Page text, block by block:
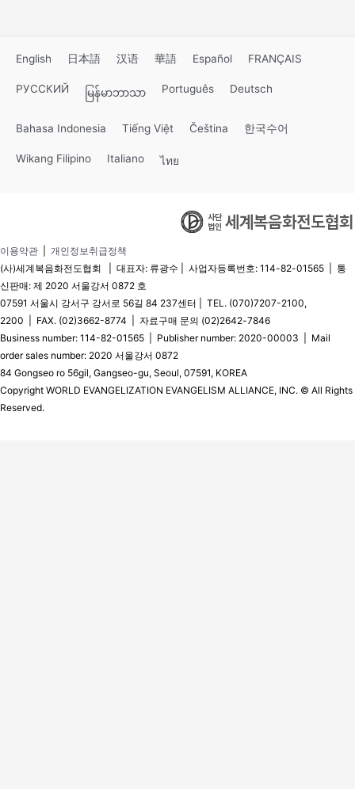
English 日本語 汉语 華語 Español FRANÇAIS
РУССКИЙ မြန်မာဘာသာ Português Deutsch
Bahasa Indonesia Tiếng Việt Čeština 한국수어
Wikang Filipino Italiano ไทย
이용약관
개인정보취급정책
(사)세계복음화전도협회 | 대표자: 류광수 | 사업자등록번호: 114-82-01565 | 통
신판매: 제 2020 서울강서 0872 호
07591 서울시 강서구 강서로 56길 84 237센터 | TEL. (070)7207-2100,
2200 | FAX. (02)3662-8774 | 자료구매 문의 (02)2642-7846
Business number: 114-82-01565 | Publisher number: 2020-00003 | Mail
order sales number: 2020 서울강서 0872
84 Gongseo ro 56gil, Gangseo-gu, Seoul, 07591, KOREA
Copyright WORLD EVANGELIZATION EVANGELISM ALLIANCE, INC. © All Rights
Reserved.